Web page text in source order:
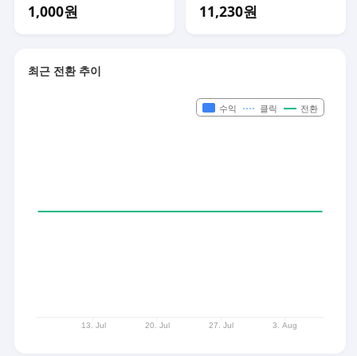
1,000원 11,230원
최근 전환 추이